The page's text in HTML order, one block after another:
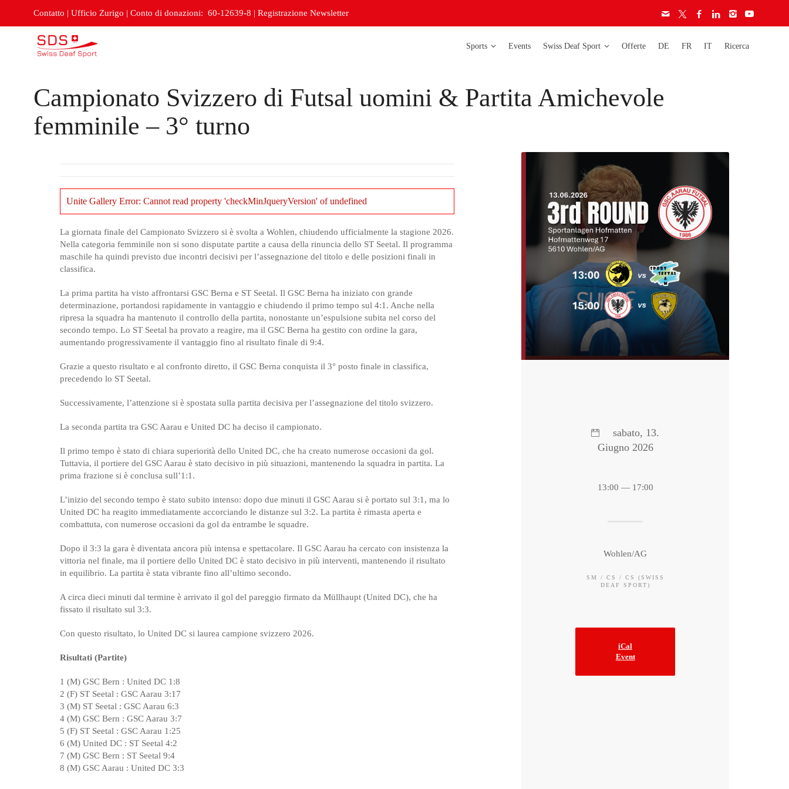
Contatto | Ufficio Zurigo | Conto di donazioni: 60-12639-8 | Registrazione Newsletter
Sports
Atletica leggera Deaflympics
Campionati svizzeri
Coppa svizzera
Regolamento
Events Swiss Deaf Sport Offerte DE FR IT Ricerca
Campionato Svizzero di Futsal uomini & Partita Amichevole
femminile – 3° turno
Unite Gallery Error: Cannot read property 'checkMinJqueryVersion' of undefined
La giornata finale del Campionato Svizzero si è svolta a Wohlen, chiudendo ufficialmente la stagione 2026.
Nella categoria femminile non si sono disputate partite a causa della rinuncia dello ST Seetal. Il programma
maschile ha quindi previsto due incontri decisivi per l’assegnazione del titolo e delle posizioni finali in
classifica.
La prima partita ha visto affrontarsi GSC Berna e ST Seetal. Il GSC Berna ha iniziato con grande
determinazione, portandosi rapidamente in vantaggio e chiudendo il primo tempo sul 4:1. Anche nella
ripresa la squadra ha mantenuto il controllo della partita, nonostante un’espulsione subita nel corso del
secondo tempo. Lo ST Seetal ha provato a reagire, ma il GSC Berna ha gestito con ordine la gara,
aumentando progressivamente il vantaggio fino al risultato finale di 9:4.
Grazie a questo risultato e al confronto diretto, il GSC Berna conquista il 3° posto finale in classifica,
precedendo lo ST Seetal.
Successivamente, l’attenzione si è spostata sulla partita decisiva per l’assegnazione del titolo svizzero.
La seconda partita tra GSC Aarau e United DC ha deciso il campionato.
Il primo tempo è stato di chiara superiorità dello United DC, che ha creato numerose occasioni da gol.
Tuttavia, il portiere del GSC Aarau è stato decisivo in più situazioni, mantenendo la squadra in partita. La
prima frazione si è conclusa sull’1:1.
L’inizio del secondo tempo è stato subito intenso: dopo due minuti il GSC Aarau si è portato sul 3:1, ma lo
United DC ha reagito immediatamente accorciando le distanze sul 3:2. La partita è rimasta aperta e
combattuta, con numerose occasioni da gol da entrambe le squadre.
Dopo il 3:3 la gara è diventata ancora più intensa e spettacolare. Il GSC Aarau ha cercato con insistenza la
vittoria nel finale, ma il portiere dello United DC è stato decisivo in più interventi, mantenendo il risultato
in equilibrio. La partita è stata vibrante fino all’ultimo secondo.
A circa dieci minuti dal termine è arrivato il gol del pareggio firmato da Müllhaupt (United DC), che ha
fissato il risultato sul 3:3.
Con questo risultato, lo United DC si laurea campione svizzero 2026.
Risultati (Partite)
1 (M) GSC Bern : United DC 1:8
2 (F) ST Seetal : GSC Aarau 3:17
3 (M) ST Seetal : GSC Aarau 6:3
4 (M) GSC Bern : GSC Aarau 3:7
5 (F) ST Seetal : GSC Aarau 1:25
6 (M) United DC : ST Seetal 4:2
7 (M) GSC Bern : ST Seetal 9:4
8 (M) GSC Aarau : United DC 3:3
sabato, 13.
Giugno 2026
13:00 — 17:00
Wohlen/AG
SM / CS / CS (SWISS
DEAF SPORT)
iCal
Event